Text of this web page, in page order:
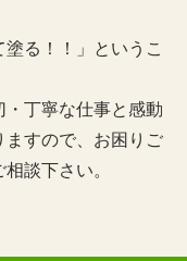
る！！」というこ
丁寧な仕事と感動
ますので、お困りご
談下さい。